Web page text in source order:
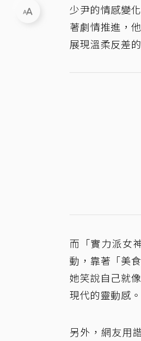
少尹的情感變
著劇情推進，
展現溫柔反差
而「實力派女
動，靠著「美
她笑說自己就
現代的靈動感。
另外，網友用